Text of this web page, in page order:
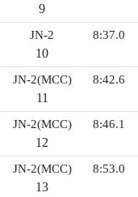
9
JN-2
10
8:37.0
JN-2(MCC)
11
8:42.6
JN-2(MCC)
12
8:46.1
JN-2(MCC)
13
8:53.0